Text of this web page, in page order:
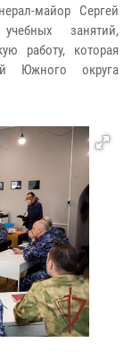
майор Сергей
занятий,
работу, которая
Южного округа